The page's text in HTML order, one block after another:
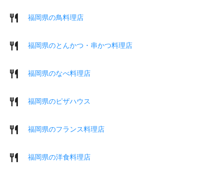
福岡県の鳥料理店
福岡県のとんかつ・串かつ料理店
福岡県のなべ料理店
福岡県のピザハウス
福岡県のフランス料理店
福岡県の洋食料理店